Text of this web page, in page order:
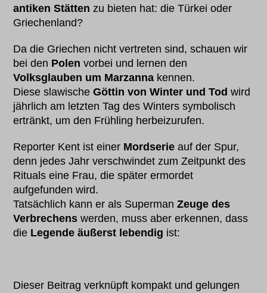
antiken Stättenzu bieten hat: die Türkei oder
Griechenland?
Da die Griechen nicht vertreten sind, schauen wir
bei den Polen vorbei und lernen den
Volksglauben um Marzanna kennen.
Diese slawischeGöttin von Winter und Tod wird
jährlich am letzten Tag des Winters symbolisch
ertränkt, um den Frühling herbeizurufen.
Reporter Kent ist einer Mordserie auf der Spur,
denn jedes Jahr verschwindet zum Zeitpunkt des
Rituals eine Frau, die später ermordet
aufgefunden wird.
Tatsächlich kann er als SupermanZeuge des
Verbrechens werden, muss aber erkennen, dass
die Legende äußerst lebendig ist:
Dieser Beitrag verknüpft kompakt und gelungen